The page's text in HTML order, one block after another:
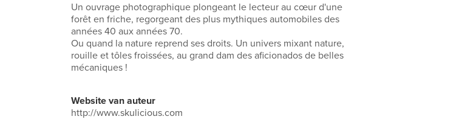
Un ouvrage photographique plongeant le lecteur au cœur d'une
forêt en friche, regorgeant des plus mythiques automobiles des
années 40 aux années 70.
Ou quand la nature reprend ses droits. Un univers mixant nature,
rouille et tôles froissées, au grand dam des aficionados de belles
mécaniques !
Website van auteur
http://www.skulicious.com